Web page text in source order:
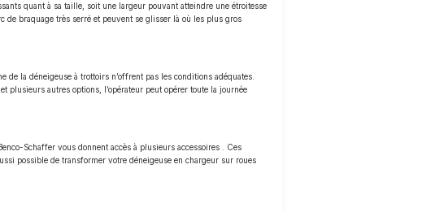
quant à sa taille, soit une largeur pouvant atteindre une étroitesse
de braquage très serré et peuvent se glisser là où les plus gros
de la déneigeuse à trottoirs n’offrent pas les conditions adéquates.
plusieurs autres options, l’opérateur peut opérer toute la journée
Schaffer vous donnent accès à plusieurs accessoires . Ces
possible de transformer votre déneigeuse en chargeur sur roues